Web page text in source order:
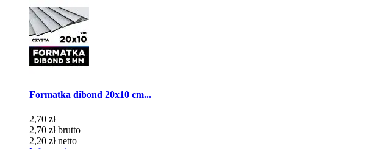
Formatka dibond 20x10 cm...
2,70 zł
2,70 zł brutto
2,20 zł netto